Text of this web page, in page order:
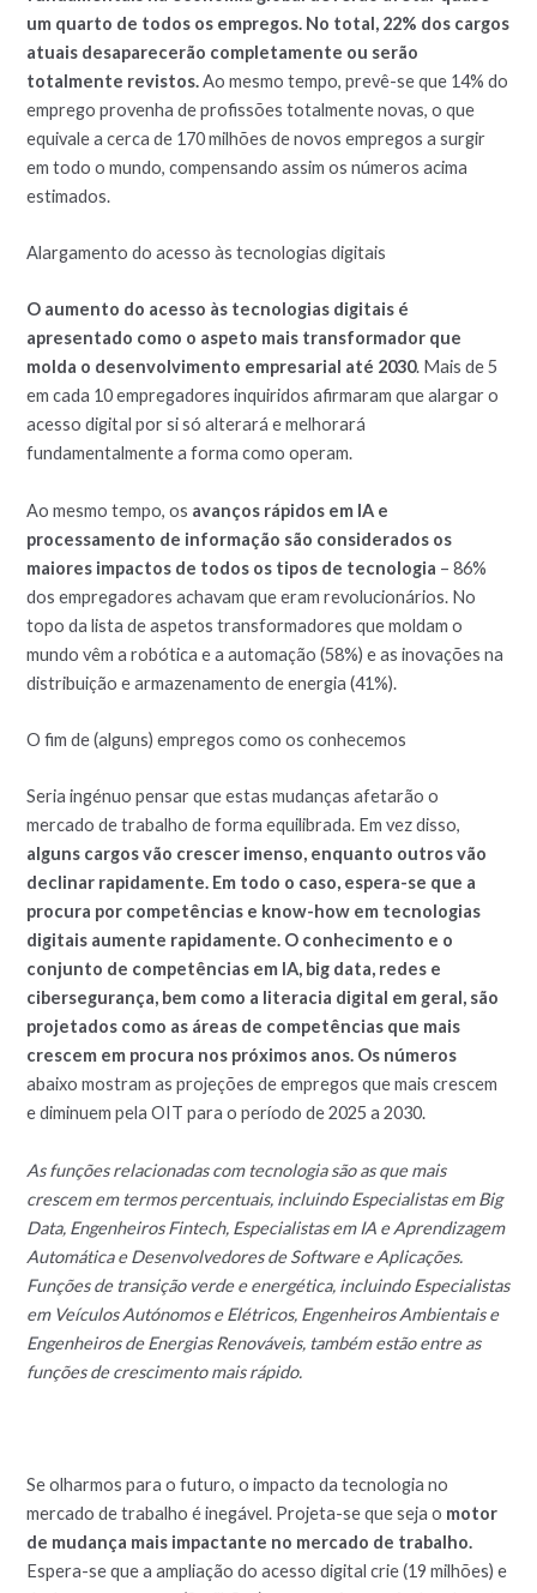
um quarto de todos os empregos. No total, 22% dos cargos
atuais desaparecerão completamente ou serão
totalmente revistos.Ao mesmo tempo, prevê-se que 14% do
emprego provenha de profissões totalmente novas, o que
equivale a cerca de 170 milhões de novos empregos a surgir
em todo o mundo, compensando assim os números acima
estimados.
Alargamento do acesso às tecnologias digitais
O aumento do acesso às tecnologias digitais é
apresentado como o aspeto mais transformador que
molda o desenvolvimento empresarial até 2030. Mais de 5
em cada 10 empregadores inquiridos afirmaram que alargar o
acesso digital por si só alterará e melhorará
fundamentalmente a forma como operam.
Ao mesmo tempo, os avanços rápidos em IA e
processamento de informação são considerados os
maiores impactos de todos os tipos de tecnologia – 86%
dos empregadores achavam que eram revolucionários. No
topo da lista de aspetos transformadores que moldam o
mundo vêm a robótica e a automação (58%) e as inovações na
distribuição e armazenamento de energia (41%).
O fim de (alguns) empregos como os conhecemos
Seria ingénuo pensar que estas mudanças afetarão o
mercado de trabalho de forma equilibrada. Em vez disso,
alguns cargos vão crescer imenso, enquanto outros vão
declinar rapidamente. Em todo o caso, espera-se que a
procura por competências e know-how em tecnologias
digitais aumente rapidamente. O conhecimento e o
conjunto de competências em IA, big data, redes e
cibersegurança, bem como a literacia digital em geral, são
projetados como as áreas de competências que mais
crescem em procura nos próximos anos. Os números
abaixo mostram as projeções de empregos que mais crescem
e diminuem pela OIT para o período de 2025 a 2030.
As funções relacionadas com tecnologia são as que mais
crescem em termos percentuais, incluindo Especialistas em Big
Data, Engenheiros Fintech, Especialistas em IA e Aprendizagem
Automática e Desenvolvedores de Software e Aplicações.
Funções de transição verde e energética, incluindo Especialistas
em Veículos Autónomos e Elétricos, Engenheiros Ambientais e
Engenheiros de Energias Renováveis, também estão entre as
funções de crescimento mais rápido.
Se olharmos para o futuro, o impacto da tecnologia no
mercado de trabalho é inegável. Projeta-se que seja o motor
de mudança mais impactante no mercado de trabalho.
Espera-se que a ampliação do acesso digital crie (19 milhões) e